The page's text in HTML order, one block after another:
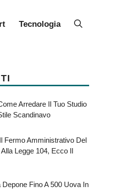
Tecnologia
Arredare Il Tuo Studio
Scandinavo
Fermo Amministrativo Del
Legge 104, Ecco Il
Fino A 500 Uova In